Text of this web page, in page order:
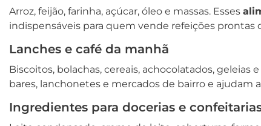
Arroz, feijão, farinha, açúcar, óleo e massas. Esses
indispensáveis para quem vende refeições prontas
Lanches e café da manhã
Biscoitos, bolachas, cereais, achocolatados, geleias
bares, lanchonetes e mercados de bairro e
Ingredientes para docerias e